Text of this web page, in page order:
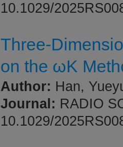
10.1029/
Three-
on the ωK
Author: Han,
Journal: RADIO
10.1029/